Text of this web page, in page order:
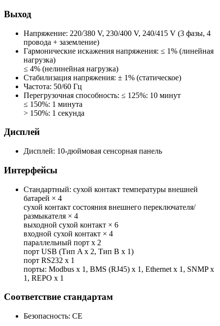
Выход
Напряжение: 220/380 V, 230/400 V, 240/415 V (3 фазы, 4
провода + заземление)
Гармонические искажения напряжения: ≤ 1% (линейная
нагрузка)
≤ 4% (нелинейная нагрузка)
Стабилизация напряжения: ± 1% (статическое)
Частота: 50/60 Гц
Перегрузочная способность: ≤ 125%: 10 минут
≤ 150%: 1 минута
> 150%: 1 секунда
Дисплей
Дисплей: 10-дюймовая сенсорная панель
Интерфейсы
Стандартный: сухой контакт температуры внешней
батарей × 4
сухой контакт состояния внешнего переключателя/
размыкателя × 4
выходной сухой контакт × 6
входной сухой контакт × 4
параллельный порт х 2
порт USB (Тип A x 2, Тип B x 1)
порт RS232 x 1
порты: Modbus x 1, BMS (RJ45) x 1, Ethernet x 1, SNMP x
1, REPO x 1
Соответствие стандартам
Безопасность: CE